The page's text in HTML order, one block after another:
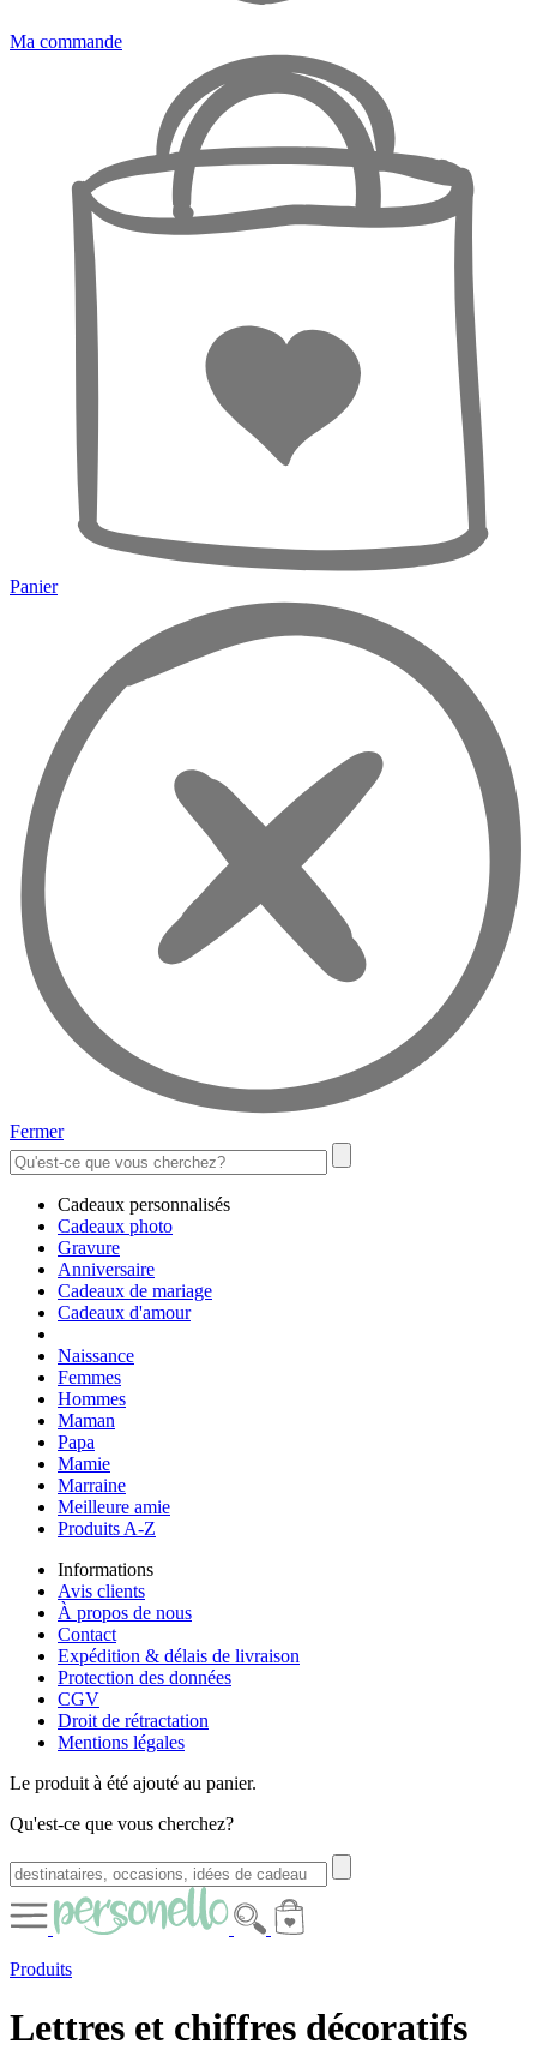
Ma commande
Panier
Fermer
Cadeaux personnalisés
Cadeaux photo
Gravure
Anniversaire
Cadeaux de mariage
Cadeaux d'amour
Naissance
Femmes
Hommes
Maman
Papa
Mamie
Marraine
Meilleure amie
Produits A-Z
Informations
Avis clients
À propos de nous
Contact
Expédition & délais de livraison
Protection des données
CGV
Droit de rétractation
Mentions légales
Le produit à été ajouté au panier.
Qu'est-ce que vous cherchez?
Produits
Lettres et chiffres décoratifs